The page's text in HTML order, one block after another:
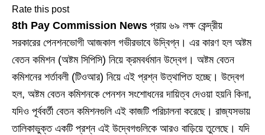
Rate this post
8th Pay Commission News প্রায় ৬৯ লক্ষ কেন্দ্রীয়
সরকারের পেনশনভোগী আজকাল গভীরভাবে উদ্বিগ্ন। এর কারণ হল অষ্টম
বেতন কমিশন (অষ্টম সিপিসি) নিয়ে ক্রমবর্ধমান উদ্বেগ। অষ্টম বেতন
কমিশনের শর্তাবলী (টিওআর) নিয়ে এই প্রশ্ন উত্থাপিত হচ্ছে। উদ্বেগ
হল, অষ্টম বেতন কমিশনকে পেনশন সংশোধনের দায়িত্ব দেওয়া হয়নি কিনা,
যদিও পূর্ববর্তী বেতন কমিশনগুলি এই কাজটি পরিচালনা করেছে। রাজ্যসভায়
তালিকাভুক্ত একটি প্রশ্ন এই উদ্বেগগুলিকে আরও বাড়িয়ে তুলেছে। যদি